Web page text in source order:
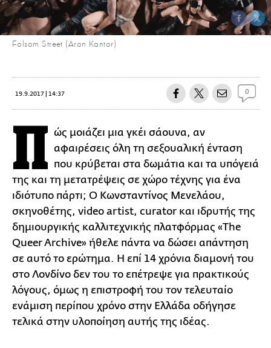
Folsom Street (Aron Kantor)
19.9.2017 | 14:37 0
Π ώς μοιάζει μια γκέι σάουνα, αν
αφαιρέσεις όλη τη σεξουαλική ένταση
που κρύβεται στα δωμάτια και τα υπόγειά
της και τη μετατρέψεις σε χώρο τέχνης για ένα
ιδιότυπο πάρτι; Ο Κωνσταντίνος Μενελάου,
σκηνοθέτης, video artist, curator και ιδρυτής της
δημιουργικής καλλιτεχνικής πλατφόρμας «The
Queer Archive» ήθελε πάντα να δώσει απάντηση
σε αυτό το ερώτημα. Η επί 14 χρόνια διαμονή του
στο Λονδίνο δεν του το επέτρεψε για πρακτικούς
λόγους, όμως η επιστροφή του τον τελευταίο
ενάμιση περίπου χρόνο στην Ελλάδα οδήγησε
τελικά στην υλοποίηση αυτής της ιδέας.